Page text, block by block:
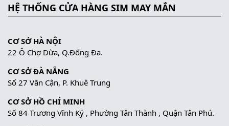
HỆ THỐNG CỬA HÀNG SIM MAY MẮN
CƠ SỞ HÀ NỘI
22 Ô Chợ Dừa, Q.Đống Đa.
CƠ SỞ ĐÀ NẴNG
Số 27 Văn Cận, P. Khuê Trung
CƠ SỞ HỒ CHÍ MINH
Số 84 Trương Vĩnh Ký , Phường Tân Thành , Quận Tân Phú.